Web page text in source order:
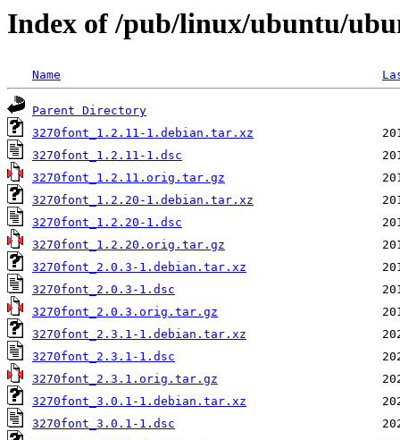
Index of /pub/linux/ubuntu/
Name
Parent Directory
3270font_1.2.11-1.debian.tar.xz
3270font_1.2.11-1.dsc
3270font_1.2.11.orig.tar.gz
3270font_1.2.20-1.debian.tar.xz
3270font_1.2.20-1.dsc
3270font_1.2.20.orig.tar.gz
3270font_2.0.3-1.debian.tar.xz
3270font_2.0.3-1.dsc
3270font_2.0.3.orig.tar.gz
3270font_2.3.1-1.debian.tar.xz
3270font_2.3.1-1.dsc
3270font_2.3.1.orig.tar.gz
3270font_3.0.1-1.debian.tar.xz
3270font_3.0.1-1.dsc